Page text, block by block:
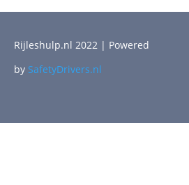
Rijleshulp.nl 2022 | Powered
by SafetyDrivers.nl